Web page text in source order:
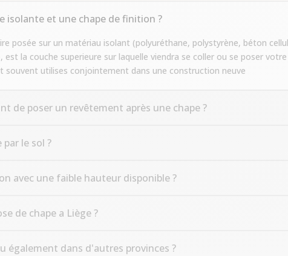
isolante et une chape de finition ?
posée sur un matériau isolant (polyuréthane, polystyrène, béton
la couche superieure sur laquelle viendra se coller ou se poser
souvent utilises conjointement dans une construction neuve
de poser un revêtement après une chape ?
le sol ?
avec une faible hauteur disponible ?
de chape a Liège ?
également dans d'autres provinces ?